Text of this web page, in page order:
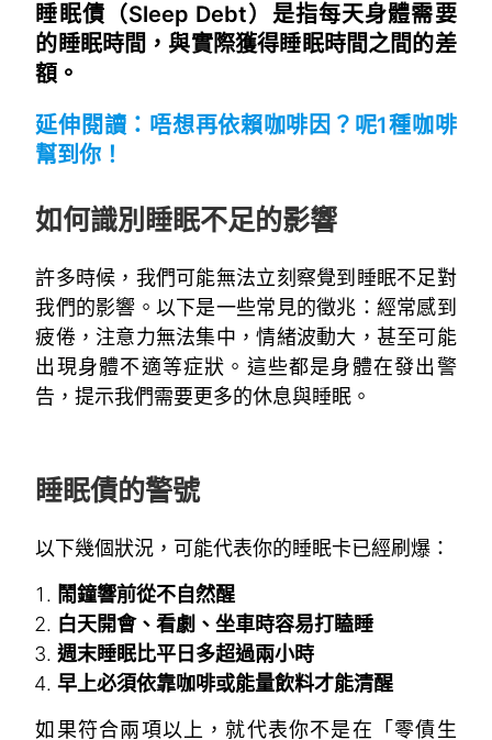
睡眠債（Sleep Debt）是指每天身體需要
的睡眠時間，與實際獲得睡眠時間之間的差
額。
延伸閱讀： 唔想再依賴咖啡因？呢1種咖啡
幫到你！
如何識別睡眠不足的影響
許多時候，我們可能無法立刻察覺到睡眠不足對
我們的影響。以下是一些常見的徵兆：經常感到
疲倦，注意力無法集中，情緒波動大，甚至可能
出現身體不適等症狀。這些都是身體在發出警
告，提示我們需要更多的休息與睡眠。
睡眠債的警號
以下幾個狀況，可能代表你的睡眠卡已經刷爆：
鬧鐘響前從不自然醒
白天開會、看劇、坐車時容易打瞌睡
週末睡眠比平日多超過兩小時
早上必須依靠咖啡或能量飲料才能清醒
如果符合兩項以上，就代表你不是在「零債生